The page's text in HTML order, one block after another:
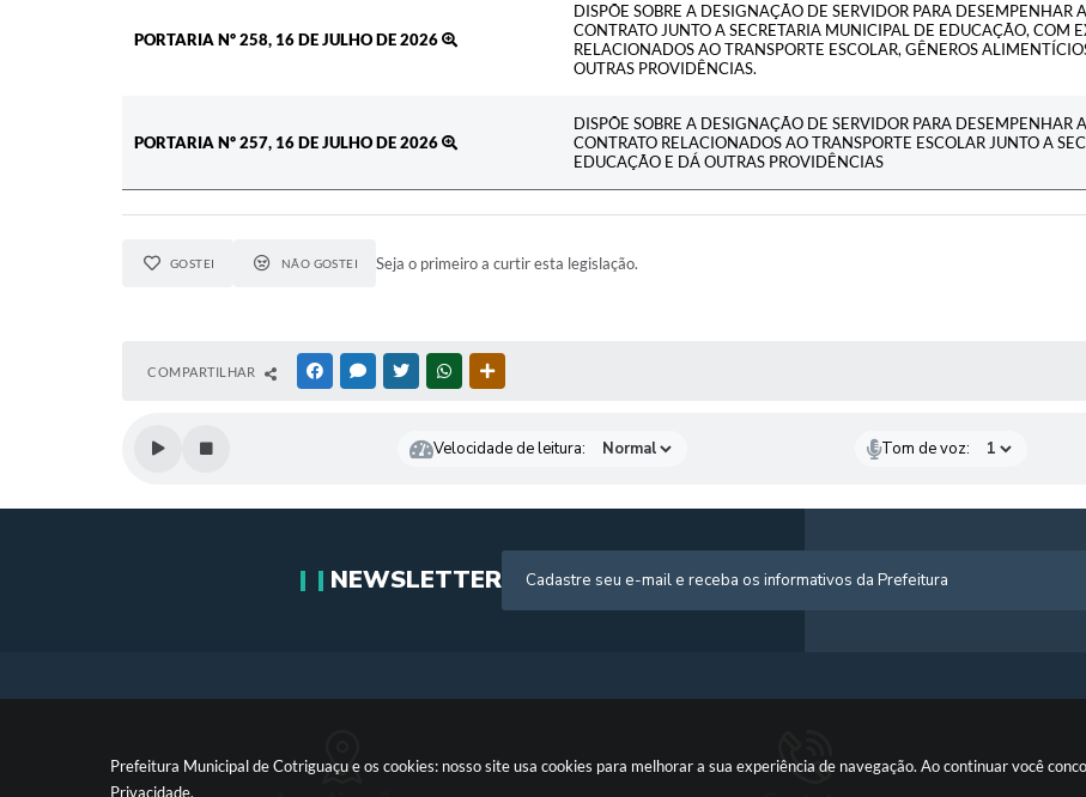
Prefeitura Municipal de Cotriguaçu e os cookies: nosso site usa cookies para melhorar a sua experiência de navegação. Ao continuar você
Privacidade.
PORTARIA Nº 258, 16 DE JULHO DE 2026
DISPÕE SOBRE A DESIGNAÇÃO DE SERVIDOR PARA DESEMPENHAR
CONTRATO JUNTO A SECRETARIA MUNICIPAL DE EDUCAÇÃO, COM
RELACIONADOS AO TRANSPORTE ESCOLAR, GÊNEROS
OUTRAS PROVIDÊNCIAS.
PORTARIA Nº 257, 16 DE JULHO DE 2026
DISPÕE SOBRE A DESIGNAÇÃO DE SERVIDOR PARA DESEMPENHAR
CONTRATO RELACIONADOS AO TRANSPORTE ESCOLAR JUNTO A
EDUCAÇÃO E DÁ OUTRAS PROVIDÊNCIAS
GOSTEI NÃO GOSTEI Seja o primeiro a curtir esta legislação.
COMPARTILHAR FACEBOOKMESSENGER
TWITTERWHATSAPP
Velocidade de leitura: Tom de voz:
NEWSLETTER